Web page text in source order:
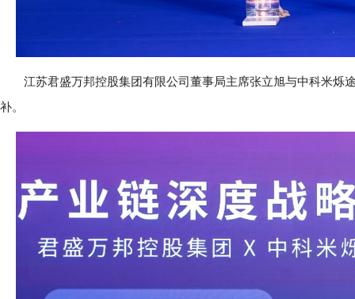
江苏君盛万邦控股集团有限公司董事局主席张立旭与中科米烁
补。